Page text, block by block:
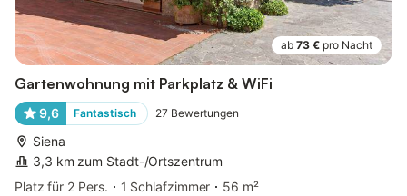
ab 73 € pro Nacht
Gartenwohnung mit Parkplatz & WiFi
9,6 Fantastisch 27 Bewertungen
Siena
3,3 km zum Stadt-/Ortszentrum
Platz für 2 Pers.
1 Schlafzimmer
56 m²